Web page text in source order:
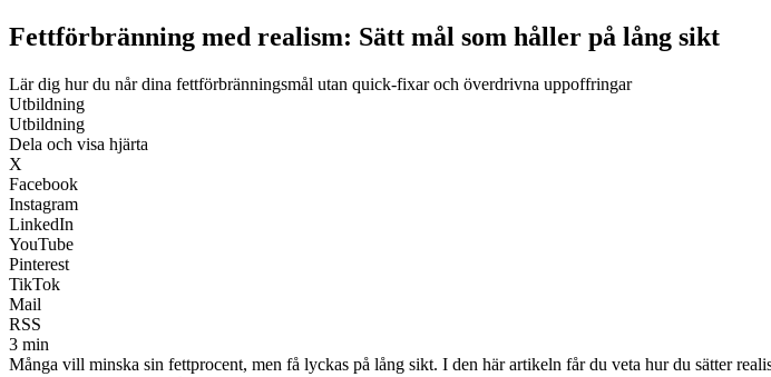
Fettförbränning med realism: Sätt mål som håller på lång sikt
Lär dig hur du når dina fettförbränningsmål utan quick-fixar och överdrivna uppoffringar
Utbildning
Utbildning
Dela och visa hjärta
X
Facebook
Instagram
LinkedIn
YouTube
Pinterest
TikTok
Mail
RSS
3 min
Många vill minska sin fettprocent, men få lyckas på lång sikt. I den här artikeln får du veta hur du sätter